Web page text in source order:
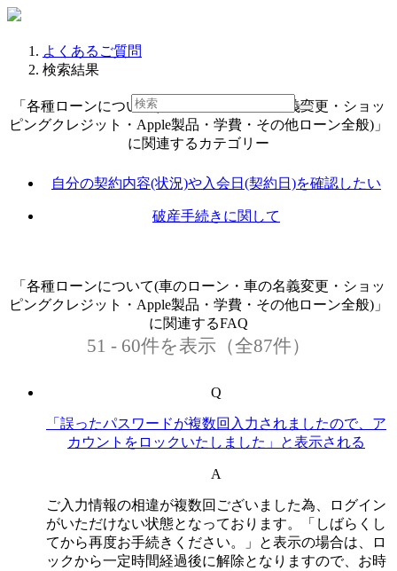
よくあるご質問
検索結果
「各種ローンについて(車のローン・車の名義変更・ショッ
ピングクレジット・Apple製品・学費・その他ローン全般)」
に関連するカテゴリー
自分の契約内容(状況)や入会日(契約日)を確認したい
破産手続きに関して
「各種ローンについて(車のローン・車の名義変更・ショッ
ピングクレジット・Apple製品・学費・その他ローン全般)」
に関連するFAQ
51 - 60件を表示（全87件）
Q
「誤ったパスワードが複数回入力されましたので、ア
カウントをロックいたしました」と表示される
A
ご入力情報の相違が複数回ございました為、ログイン
がいただけない状態となっております。「しばらくし
てから再度お手続きください。」と表示の場合は、ロ
ックから一定時間経過後に解除となりますので、お時